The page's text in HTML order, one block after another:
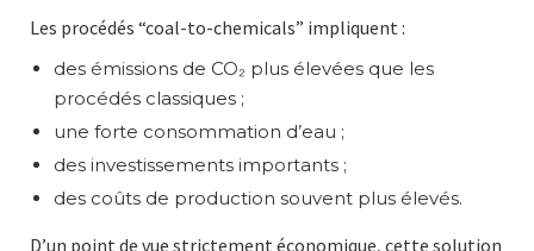
Les procédés “coal-to-chemicals” impliquent :
des émissions de CO₂ plus élevées que les
procédés classiques ;
une forte consommation d’eau ;
des investissements importants ;
des coûts de production souvent plus élevés.
D’un point de vue strictement économique, cette solution